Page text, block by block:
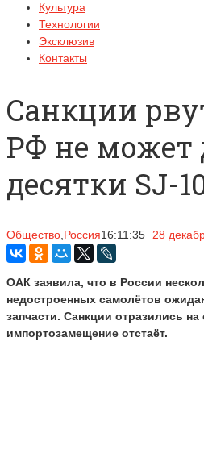
Культура
Технологии
Эксклюзив
Контакты
Санкции
РФ не может
десятки SJ-
Общество Россия16:11:35 28
ОАК заявила, что в России
недостроенных самолётов
запчасти. Санкции отразились на
импортозамещение отстаёт.